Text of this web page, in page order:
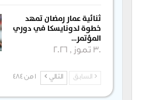
ثنائية عمار رمضان تمهد
خطوة لدونايسكا في دوري
المؤتمر…
30 تموز , 2026
السابق التالي 1 من 484